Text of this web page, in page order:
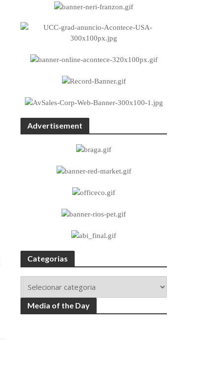
Advertisement
Categorias
Media of the Day